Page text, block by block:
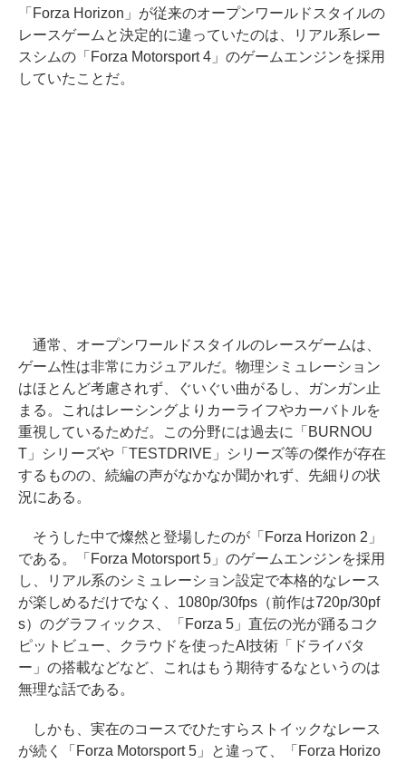
「Forza Horizon」が従来のオープンワールドスタイルの
レースゲームと決定的に違っていたのは、リアル系レー
スシムの「Forza Motorsport 4」のゲームエンジンを採用
していたことだ。
通常、オープンワールドスタイルのレースゲームは、
ゲーム性は非常にカジュアルだ。物理シミュレーション
はほとんど考慮されず、ぐいぐい曲がるし、ガンガン止
まる。これはレーシングよりカーライフやカーバトルを
重視しているためだ。この分野には過去に「BURNOU
T」シリーズや「TESTDRIVE」シリーズ等の傑作が存在
するものの、続編の声がなかなか聞かれず、先細りの状
況にある。
そうした中で燦然と登場したのが「Forza Horizon 2」
である。「Forza Motorsport 5」のゲームエンジンを採用
し、リアル系のシミュレーション設定で本格的なレース
が楽しめるだけでなく、1080p/30fps（前作は720p/30pf
s）のグラフィックス、「Forza 5」直伝の光が踊るコク
ピットビュー、クラウドを使ったAI技術「ドライバタ
ー」の搭載などなど、これはもう期待するなというのは
無理な話である。
しかも、実在のコースでひたすらストイックなレース
が続く「Forza Motorsport 5」と違って、「Forza Horizo